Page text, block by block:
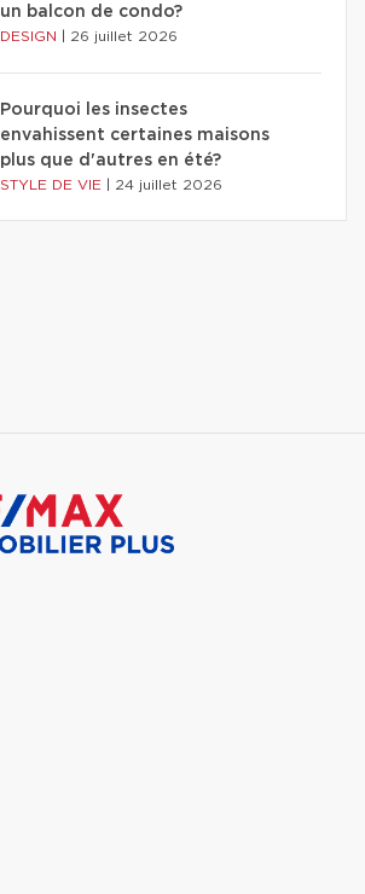
un balcon de condo?
DESIGN 26 juillet 2026
Pourquoi les insectes
envahissent certaines maisons
plus que d'autres en été?
STYLE DE VIE 24 juillet 2026